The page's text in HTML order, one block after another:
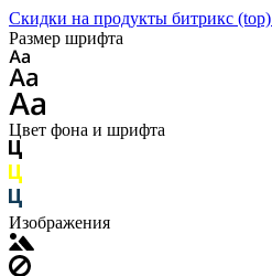
Скидки на продукты битрикс (top)
Размер шрифта
Цвет фона и шрифта
Изображения